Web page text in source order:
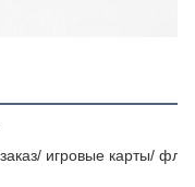
игровые карты/